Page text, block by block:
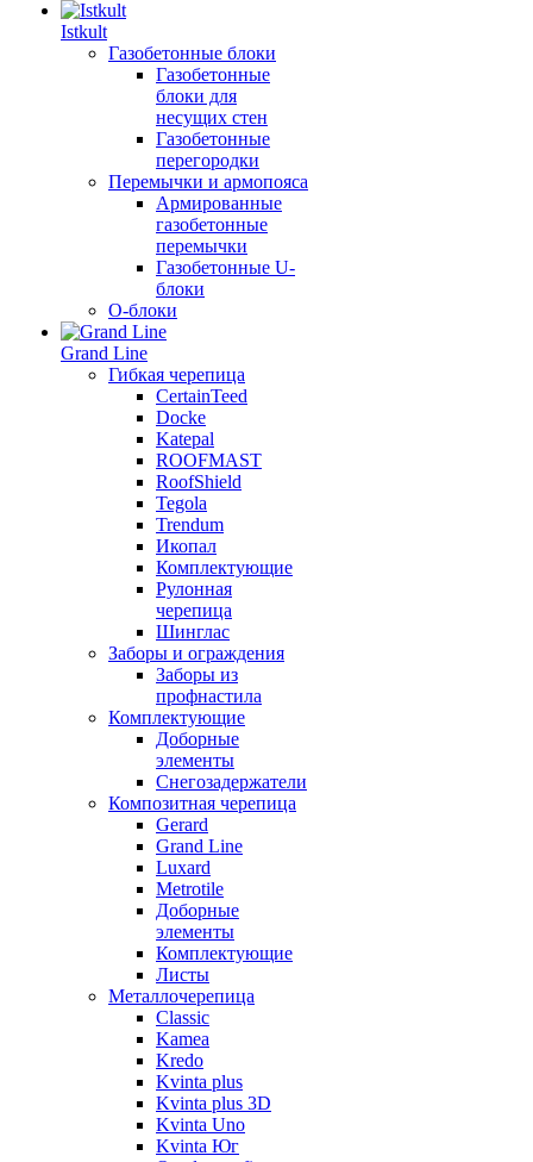
Istkult
Газобетонные блоки
Газобетонные
блоки для
несущих стен
Газобетонные
перегородки
Перемычки и армопояса
Армированные
газобетонные
перемычки
Газобетонные U-
блоки
О-блоки
Grand Line
Гибкая черепица
CertainTeed
Docke
Katepal
ROOFMAST
RoofShield
Tegola
Trendum
Икопал
Комплектующие
Рулонная
черепица
Шинглас
Заборы и ограждения
Заборы из
профнастила
Комплектующие
Доборные
элементы
Снегозадержатели
Композитная черепица
Gerard
Grand Line
Luxard
Metrotile
Доборные
элементы
Комплектующие
Листы
Металлочерепица
Classic
Kamea
Kredo
Kvinta plus
Kvinta plus 3D
Kvinta Uno
Kvinta Юг